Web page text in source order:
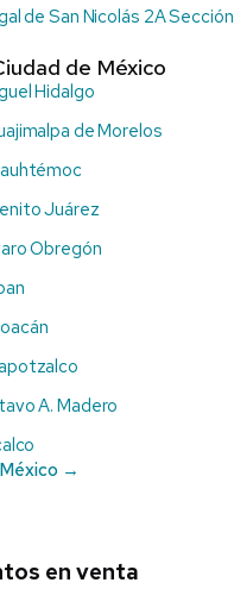
de San Nicolás 2A Sección
de México
Hidalgo
de Morelos
Juárez
Obregón
A. Madero
→
en venta